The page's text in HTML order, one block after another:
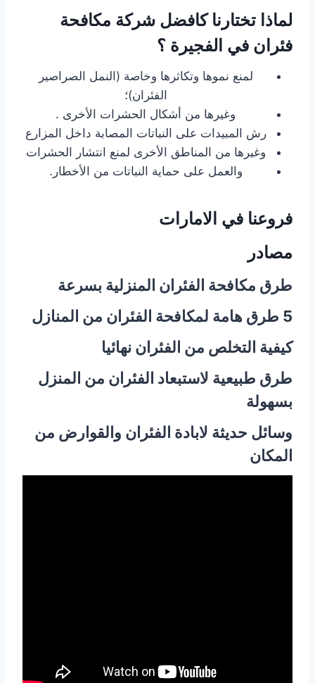
لماذا تختارنا كافضل شركة مكافحة
فئران في الفجيرة ؟
لمنع نموها وتكاثرها وخاصة (النمل الصراصير
الفئران)؛
وغيرها من أشكال الحشرات الأخرى .
رش المبيدات على النباتات المصابة داخل المزارع
وغيرها من المناطق الأخرى لمنع انتشار الحشرات
والعمل على حماية النباتات من الأخطار.
فروعنا في الامارات
مصادر
طرق مكافحة الفئران المنزلية بسرعة
5 طرق هامة لمكافحة الفئران من المنازل
كيفية التخلص من الفئران نهائيا
طرق طبيعية لاستبعاد الفئران من المنزل
بسهولة
وسائل حديثة لابادة الفئران والقوارض من
المكان